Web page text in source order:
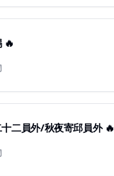
🔥
二員外/秋夜寄邱員外 🔥